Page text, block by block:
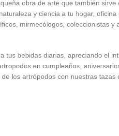
obra de arte que también
y ciencia a tu hogar, oficina
mirmecólogos, coleccionistas y
tus bebidas diarias, apreciando el
en cumpleaños,
los artrópodos con nuestras